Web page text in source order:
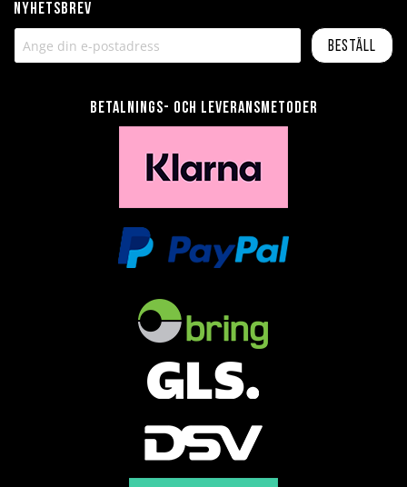
Nyhetsbrev
Beställ
Betalnings- och leveransmetoder